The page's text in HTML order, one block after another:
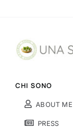
CHI SONO
ABOUT ME
PRESS